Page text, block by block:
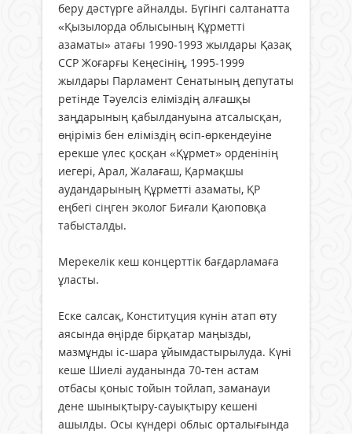
беру дәстүрге айналды. Бүгінгі салтанатта
«Қызылорда облысының Құрметті
азаматы» атағы 1990-1993 жылдары Қазақ
ССР Жоғарғы Кеңесінің, 1995-1999
жылдары Парламент Сенатының депутаты
ретінде Тәуелсіз еліміздің алғашқы
заңдарының қабылдануына атсалысқан,
өңіріміз бен еліміздің өсіп-өркендеуіне
ерекше үлес қосқан «Құрмет» орденінің
иегері, Арал, Жалағаш, Қармақшы
аудандарының Құрметті азаматы, ҚР
еңбегі сіңген эколог Биғали Қаюповқа
табысталды.
Мерекелік кеш концерттік бағдарламаға
ұласты.
Еске салсақ, Конституция күнін атап өту
аясында өңірде бірқатар маңызды,
мазмұнды іс-шара ұйымдастырылуда. Күні
кеше Шиелі ауданында 70-тен астам
отбасы қоныс тойын тойлап, заманауи
дене шынықтыру-сауықтыру кешені
ашылды. Осы күндері облыс орталығында